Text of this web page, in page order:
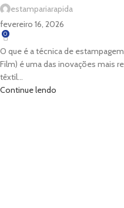
estampariarapida
fevereiro 16, 2026
0
O que é a técnica de
Film) é uma das inovações mais
têxtil...
Continue lendo